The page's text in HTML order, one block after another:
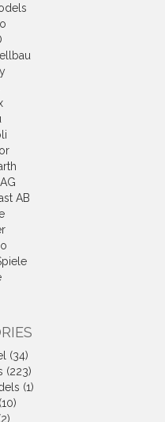
AB
(34)
(223)
(1)